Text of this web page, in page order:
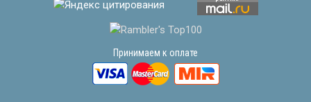
Принимаем к оплате